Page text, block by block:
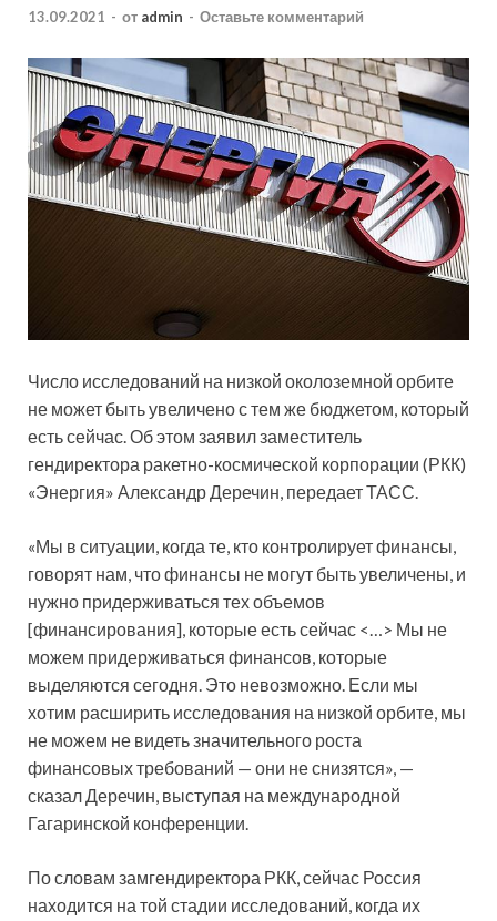
13.09.2021 - от admin - Оставьте комментарий
Число исследований на низкой околоземной орбите
не может быть увеличено с тем же бюджетом, который
есть сейчас. Об этом заявил заместитель
гендиректора ракетно-космической корпорации (РКК)
«Энергия» Александр Деречин, передает ТАСС.
«Мы в ситуации, когда те, кто контролирует финансы,
говорят нам, что финансы не могут быть увеличены, и
нужно придерживаться тех объемов
[финансирования], которые есть сейчас <…> Мы не
можем придерживаться финансов, которые
выделяются сегодня. Это невозможно. Если мы
хотим расширить исследования на низкой орбите, мы
не можем не видеть значительного роста
финансовых требований — они не снизятся», —
сказал Деречин, выступая на международной
Гагаринской конференции.
По словам замгендиректора РКК, сейчас Россия
находится на той стадии исследований, когда их